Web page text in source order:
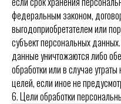
федеральным законом,
выгодоприобретателем или
субъект персональных
данные уничтожаются либо
обработки или в случае
целей, если иное не
6. Цели обработки